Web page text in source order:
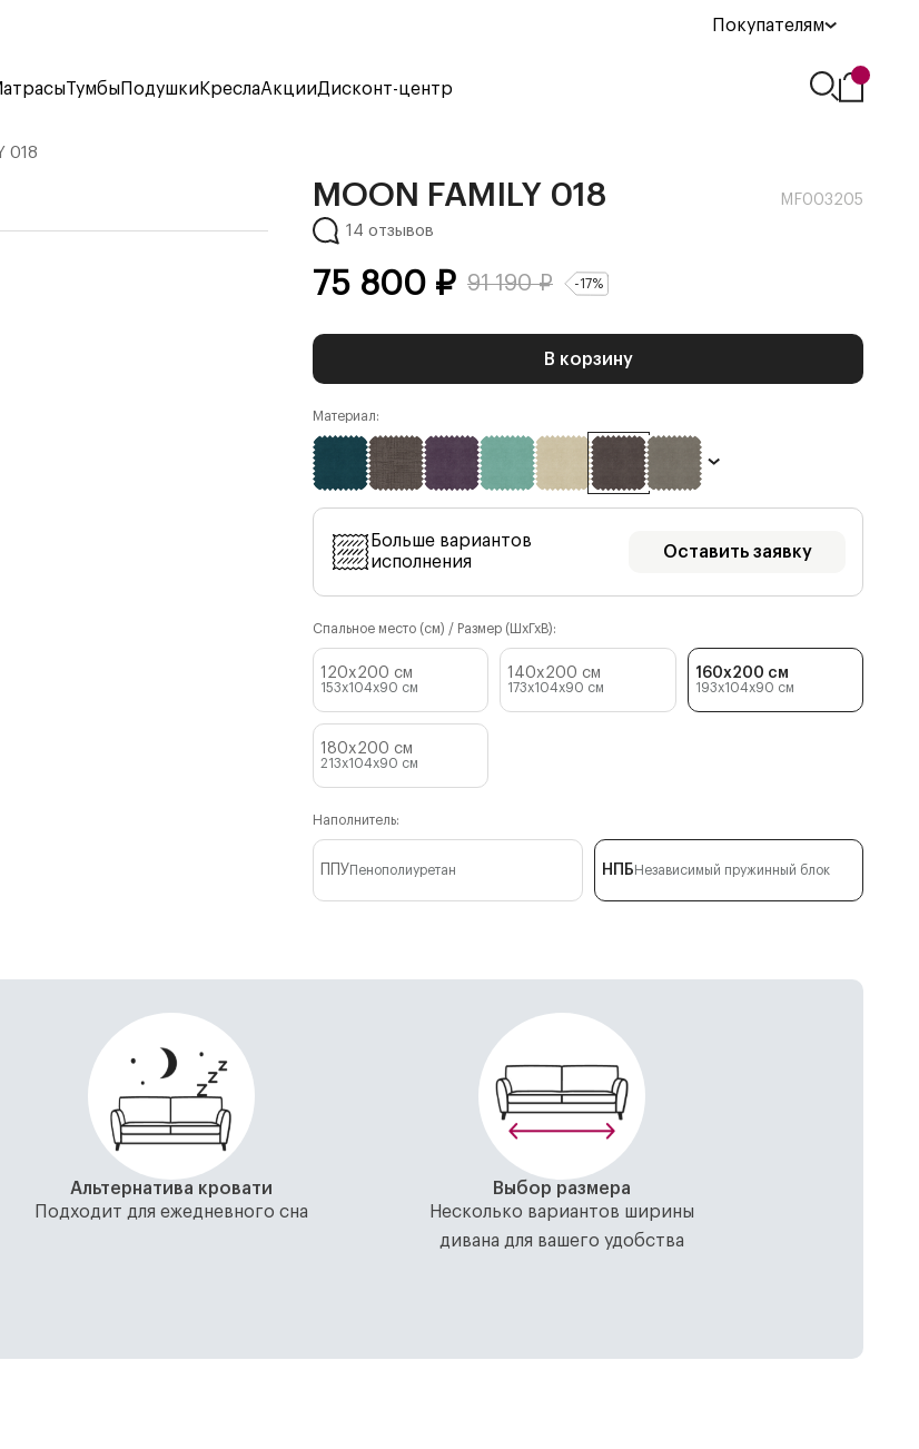
Покупателям
ТумбыПодушкиКреслаАкцииДисконт-центр
018
MOON FAMILY 018 MF003205
14 отзывов
75 800 ₽ 91 190₽ -17%
В корзину
Материал:
Больше вариантов
исполнения
Оставить заявку
Спальное место (см) / Размер (ШхГхВ):
120x200 см
153x104x90 см
140x200 см
173x104x90 см
160x200 см
193x104x90 см
180x200 см
213x104x90 см
Наполнитель:
ППУ Пенополиуретан НПБ Независимый пружинный блок
Альтернатива кровати
Подходит для ежедневного сна
Выбор размера
Несколько вариантов ширины
дивана для вашего удобства